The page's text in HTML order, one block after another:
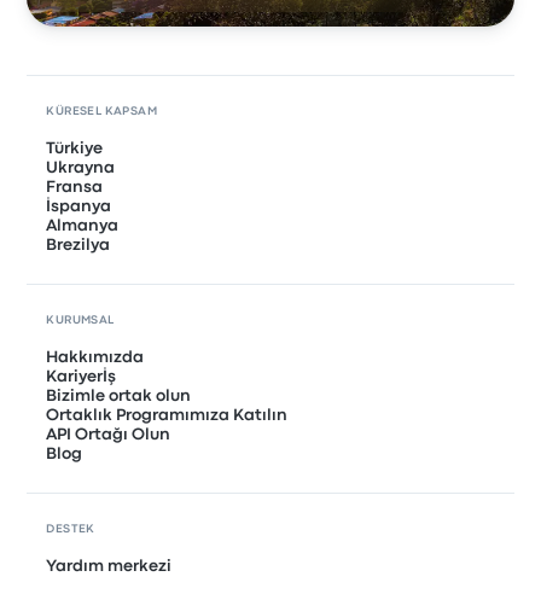
KÜRESEL KAPSAM
Türkiye
Ukrayna
Fransa
İspanya
Almanya
Brezilya
KURUMSAL
Hakkımızda
Kariyerİş
Bizimle ortak olun
Ortaklık Programımıza Katılın
API Ortağı Olun
Blog
DESTEK
Yardım merkezi